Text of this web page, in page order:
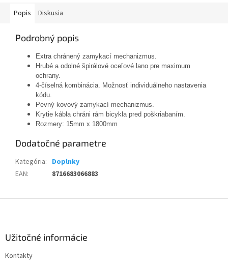
Popis Diskusia
Podrobný popis
Extra chránený zamykací mechanizmus.
Hrubé a odolné špirálové oceľové lano pre maximum
ochrany.
4-číselná kombinácia. Možnosť individuálneho nastavenia
kódu.
Pevný kovový zamykací mechanizmus.
Krytie kábla chráni rám bicykla pred poškriabaním.
Rozmery: 15mm x 1800mm
Dodatočné parametre
Kategória: Doplnky
EAN: 8716683066883
Užitočné informácie
Kontakty